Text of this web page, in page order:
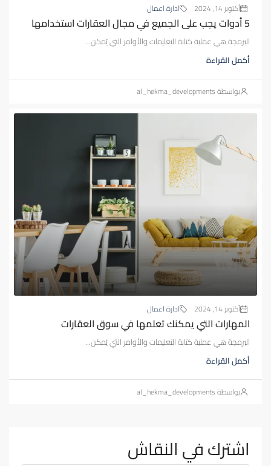
أكتوبر 14, 2024 ادارة اعمال
5 أدوات يجب على الجميع في مجال العقارات استخدامها
البرمجة هي عملية كتابة التعليمات والأوامر التي يُمكن...
أكمل القراءة
بواسطة al_hekma_developments
أكتوبر 14, 2024 ادارة اعمال
المهارات التي يمكنك تعلمها في سوق العقارات
البرمجة هي عملية كتابة التعليمات والأوامر التي يُمكن...
أكمل القراءة
بواسطة al_hekma_developments
اشترك في النقاش